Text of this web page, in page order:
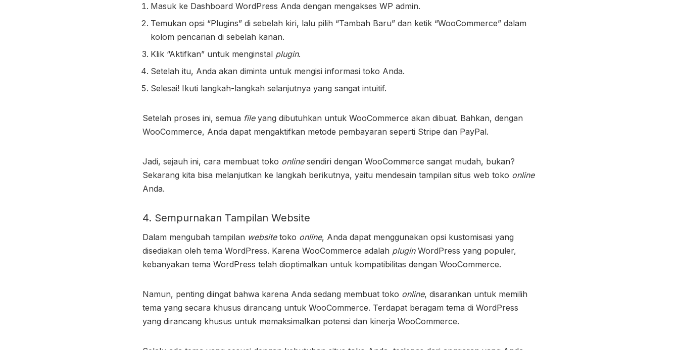
Masuk ke Dashboard WordPress Anda dengan mengakses WP admin.
Temukan opsi “Plugins” di sebelah kiri, lalu pilih “Tambah Baru” dan ketik “WooCommerce” dalam
kolom pencarian di sebelah kanan.
Klik “Aktifkan” untuk menginstal plugin.
Setelah itu, Anda akan diminta untuk mengisi informasi toko Anda.
Selesai! Ikuti langkah-langkah selanjutnya yang sangat intuitif.
Setelah proses ini, semua file yang dibutuhkan untuk WooCommerce akan dibuat. Bahkan, dengan
WooCommerce, Anda dapat mengaktifkan metode pembayaran seperti Stripe dan PayPal.
Jadi, sejauh ini, cara membuat toko online sendiri dengan WooCommerce sangat mudah, bukan?
Sekarang kita bisa melanjutkan ke langkah berikutnya, yaitu mendesain tampilan situs web toko online
Anda.
4. Sempurnakan Tampilan Website
Dalam mengubah tampilan website toko online, Anda dapat menggunakan opsi kustomisasi yang
disediakan oleh tema WordPress. Karena WooCommerce adalah plugin WordPress yang populer,
kebanyakan tema WordPress telah dioptimalkan untuk kompatibilitas dengan WooCommerce.
Namun, penting diingat bahwa karena Anda sedang membuat toko online, disarankan untuk memilih
tema yang secara khusus dirancang untuk WooCommerce. Terdapat beragam tema di WordPress
yang dirancang khusus untuk memaksimalkan potensi dan kinerja WooCommerce.